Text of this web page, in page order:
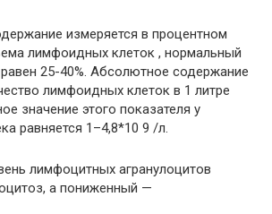
измеряется в процентном
лимфоидных клеток , нормальный
равен 25-40%. Абсолютное содержание
лимфоидных клеток в 1 литре
значение этого показателя у
равняется 1–4,8*10 9 /л.
лимфоцитных агранулоцитов
а пониженный —